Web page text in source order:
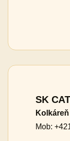
SK
Mob: